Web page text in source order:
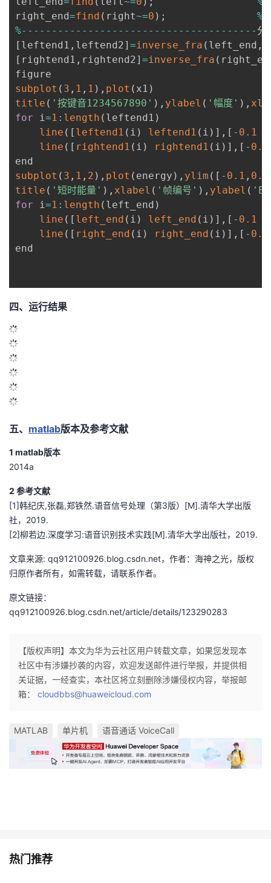
right_end=find ( right~=0 ) ;
%
%-- -- -- -- -- -- -- -- -- -- -- -- -- -- -- -- -- -- -- -
[ leftend1 , leftend2] =inverse_fra ( left_end ,
[ rightend1 , rightend2] =inverse_fra (
subplot ( 3 , 1 , 1 ) , plot ( x1 )
title ( '按键音1234567890' ) , ylabel ( '幅度' ) ,
for i=1 : length ( leftend1 )
line ( [ leftend1 ( i ) leftend1 ( i ) ] , [ - 0.1
line ( [ rightend1 ( i ) rightend1 ( i ) ] , [ - 0.1
subplot ( 3 , 1 , 2 ) , plot ( energy ) , ylim ( [ - 0.1 , 0.6
title ( '短时能量' ) , xlabel ( '帧编号' ) , ylabel ( 'E'
for i=1 : length ( left_end )
line ( [ left_end ( i ) left_end ( i ) ] , [ - 0.1
line ( [ right_end ( i ) right_end ( i ) ] , [ - 0.1
end
四、运行结果
五、 matlab版本及参考文献
1 matlab版本
2014a
2 参考文献
[1]韩纪庆,张磊,郑铁然.语音信号处理（第3版）[M].清华大学出版
社，2019.
[2]柳若边.深度学习:语音识别技术实践[M].清华大学出版社，2019.
文章来源: qq912100926.blog.csdn.net，作者：海神之光，版权
归原作者所有，如需转载，请联系作者。
原文链接：
qq912100926.blog.csdn.net/article/details/123290283
【版权声明】本文为华为云社区用户转载文章，如果您发现本
社区中有涉嫌抄袭的内容，欢迎发送邮件进行举报，并提供相
关证据，一经查实，本社区将立刻删除涉嫌侵权内容，举报邮
箱： cloudbbs@huaweicloud.com
MATLAB 单片机 语音通话 VoiceCall
热门推荐